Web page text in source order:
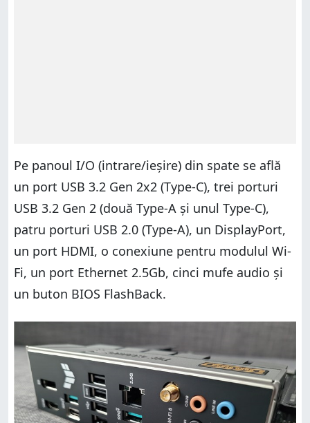
Pe panoul I/O (intrare/ieșire) din spate se află
un port USB 3.2 Gen 2x2 (Type-C), trei porturi
USB 3.2 Gen 2 (două Type-A și unul Type-C),
patru porturi USB 2.0 (Type-A), un DisplayPort,
un port HDMI, o conexiune pentru modulul Wi-
Fi, un port Ethernet 2.5Gb, cinci mufe audio și
un buton BIOS FlashBack.